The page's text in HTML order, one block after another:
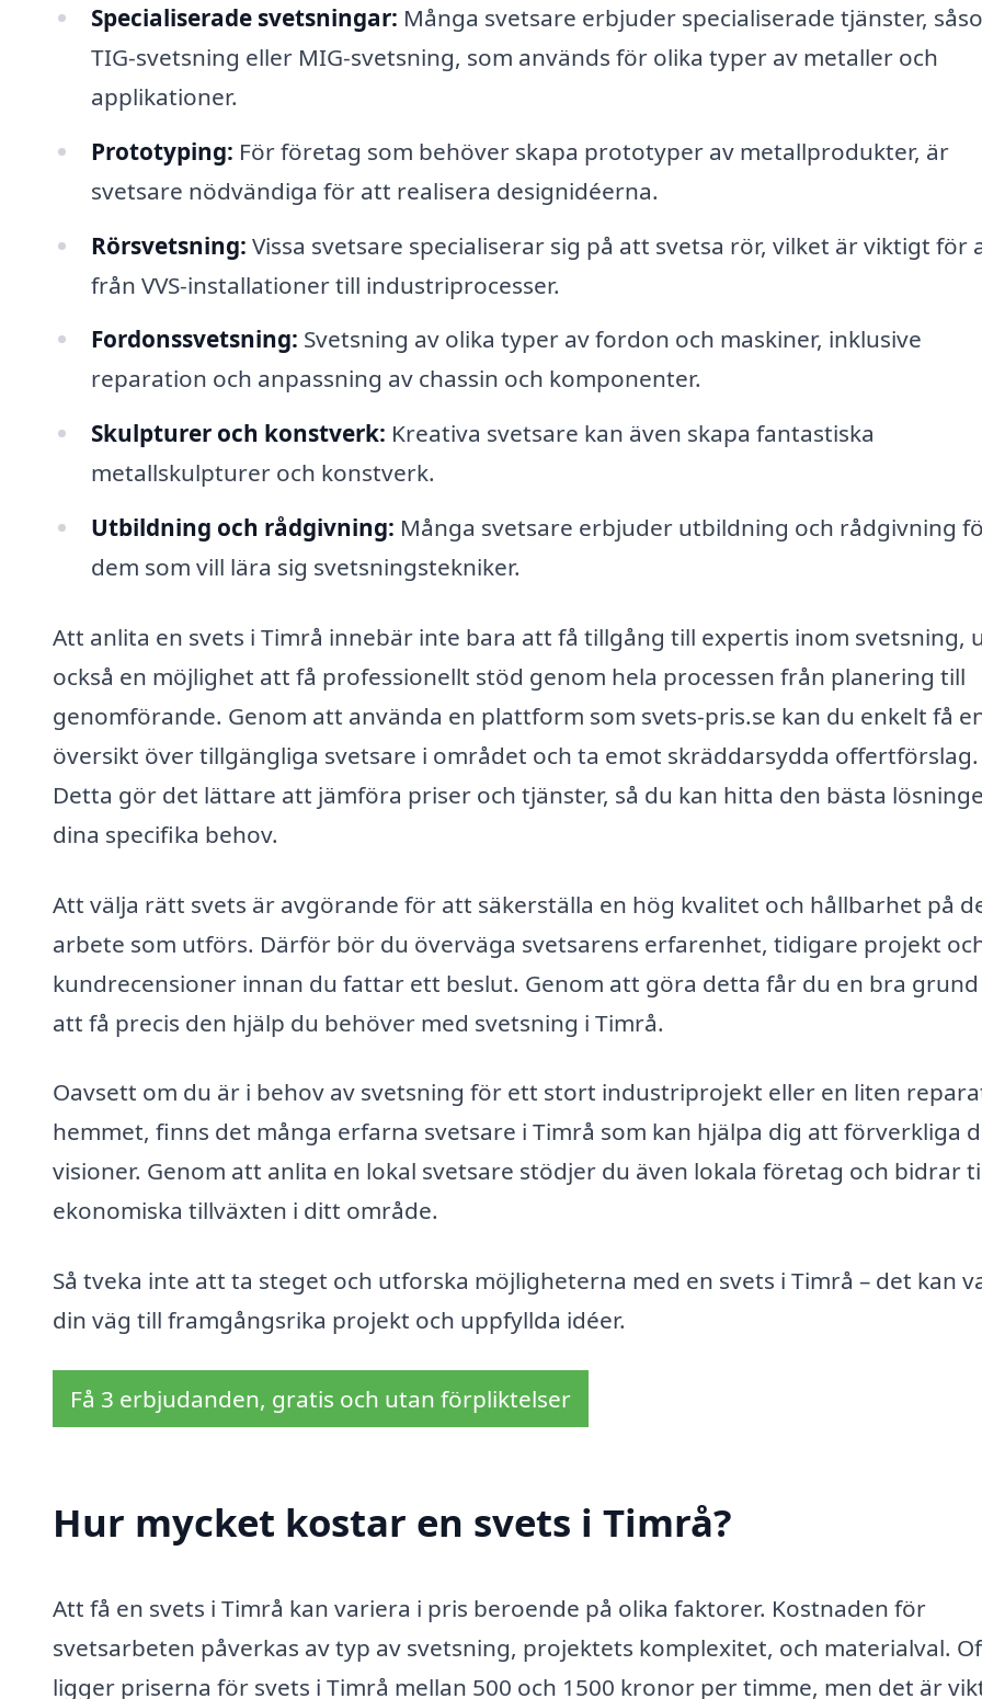
Specialiserade svetsningar: Många svetsare erbjuder specialiserade tjänster,
TIG-svetsning eller MIG-svetsning, som används för olika typer av metaller och
applikationer.
Prototyping: För företag som behöver skapa prototyper av metallprodukter, är
svetsare nödvändiga för att realisera designidéerna.
Rörsvetsning: Vissa svetsare specialiserar sig på att svetsa rör, vilket är viktigt för
från VVS-installationer till industriprocesser.
Fordonssvetsning: Svetsning av olika typer av fordon och maskiner, inklusive
reparation och anpassning av chassin och komponenter.
Skulpturer och konstverk: Kreativa svetsare kan även skapa fantastiska
metallskulpturer och konstverk.
Utbildning och rådgivning: Många svetsare erbjuder utbildning och rådgivning
dem som vill lära sig svetsningstekniker.
Att anlita en svets i Timrå innebär inte bara att få tillgång till expertis inom svetsning,
också en möjlighet att få professionellt stöd genom hela processen från planering till
genomförande. Genom att använda en plattform som svets-pris.se kan du enkelt få
översikt över tillgängliga svetsare i området och ta emot skräddarsydda offertförslag.
Detta gör det lättare att jämföra priser och tjänster, så du kan hitta den bästa
dina specifika behov.
Att välja rätt svets är avgörande för att säkerställa en hög kvalitet och hållbarhet på
arbete som utförs. Därför bör du överväga svetsarens erfarenhet, tidigare projekt
kundrecensioner innan du fattar ett beslut. Genom att göra detta får du en bra
att få precis den hjälp du behöver med svetsning i Timrå.
Oavsett om du är i behov av svetsning för ett stort industriprojekt eller en liten
hemmet, finns det många erfarna svetsare i Timrå som kan hjälpa dig att förverkliga
visioner. Genom att anlita en lokal svetsare stödjer du även lokala företag och bidrar
ekonomiska tillväxten i ditt område.
Så tveka inte att ta steget och utforska möjligheterna med en svets i Timrå – det kan
din väg till framgångsrika projekt och uppfyllda idéer.
Få 3 erbjudanden, gratis och utan förpliktelser
Hur mycket kostar en svets i Timrå?
Att få en svets i Timrå kan variera i pris beroende på olika faktorer. Kostnaden för
svetsarbeten påverkas av typ av svetsning, projektets komplexitet, och materialval.
ligger priserna för svets i Timrå mellan 500 och 1500 kronor per timme, men det är